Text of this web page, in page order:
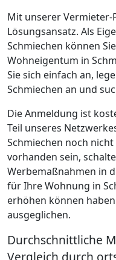
Mit unserer
Lösungsansatz. Als
Schmiechen können
Wohneigentum in
Sie sich einfach an,
Schmiechen an und
Die Anmeldung ist
Teil unseres
Schmiechen noch
vorhanden sein,
Werbemaßnahmen in
für Ihre Wohnung in
erhöhen können
ausgeglichen.
Durchschnittliche
Vergleich durch